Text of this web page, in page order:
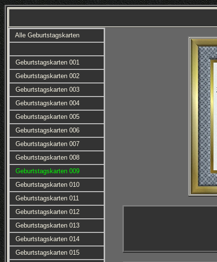
Alle Geburtstagskarten
Geburtstagskarten 001
Geburtstagskarten 002
Geburtstagskarten 003
Geburtstagskarten 004
Geburtstagskarten 005
Geburtstagskarten 006
Geburtstagskarten 007
Geburtstagskarten 008
Geburtstagskarten 009
Geburtstagskarten 010
Geburtstagskarten 011
Geburtstagskarten 012
Geburtstagskarten 013
Geburtstagskarten 014
Geburtstagskarten 015